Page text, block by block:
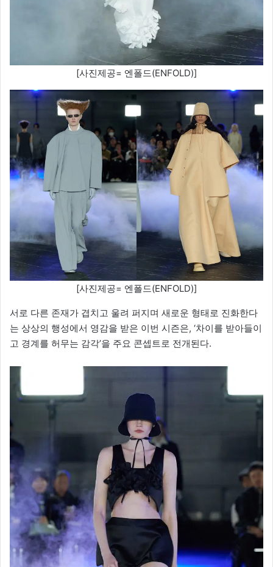
[사진제공= 엔폴드(ENFOLD)]
[사진제공= 엔폴드(ENFOLD)]
서로 다른 존재가 겹치고 울려 퍼지며 새로운 형태로 진화한다
는 상상의 행성에서 영감을 받은 이번 시즌은, ‘차이를 받아들이
고 경계를 허무는 감각’을 주요 콘셉트로 전개된다.